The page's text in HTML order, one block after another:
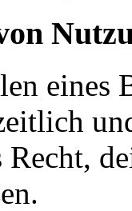
eines